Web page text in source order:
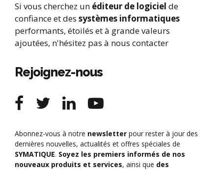
Si vous cherchez un éditeur de logiciel de
confiance et des systèmes informatiques
performants, étoilés et à grande valeurs
ajoutées, n'hésitez pas à nous contacter
Rejoignez-nous
Abonnez-vous à notre newsletter pour rester à jour des
dernières nouvelles, actualités et offres spéciales de
SYMATIQUE. Soyez les premiers informés de nos
nouveaux produits et services, ainsi que des